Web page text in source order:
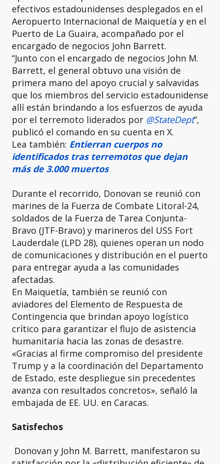
efectivos estadounidenses desplegados en el
Aeropuerto Internacional de Maiquetía y en el
Puerto de La Guaira, acompañado por el
encargado de negocios John Barrett.
“Junto con el encargado de negocios John M.
Barrett, el general obtuvo una visión de
primera mano del apoyo crucial y salvavidas
que los miembros del servicio estadounidense
allí están brindando a los esfuerzos de ayuda
por el terremoto liderados por @StateDept”,
publicó el comando en su cuenta en X.
Lea también: Entierran cuerpos no
identificados tras terremotos que dejan
más de 3.000 muertos
Durante el recorrido, Donovan se reunió con
marines de la Fuerza de Combate Litoral-24,
soldados de la Fuerza de Tarea Conjunta-
Bravo (JTF-Bravo) y marineros del USS Fort
Lauderdale (LPD 28), quienes operan un nodo
de comunicaciones y distribución en el puerto
para entregar ayuda a las comunidades
afectadas.
En Maiquetía, también se reunió con
aviadores del Elemento de Respuesta de
Contingencia que brindan apoyo logístico
crítico para garantizar el flujo de asistencia
humanitaria hacia las zonas de desastre.
«Gracias al firme compromiso del presidente
Trump y a la coordinación del Departamento
de Estado, este despliegue sin precedentes
avanza con resultados concretos», señaló la
embajada de EE. UU. en Caracas.
Satisfechos
Donovan y John M. Barrett, manifestaron su